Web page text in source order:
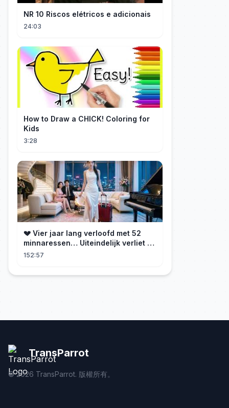
NR 10 Riscos elétricos e adicionais
24:03
How to Draw a CHICK! Coloring for
Kids
3:28
💔 Vier jaar lang verloofd met 52
minnaressen… Uiteindelijk verliet ze
hem en trouwde ze met zijn oom, de
152:57
TransParrot
©2026 TransParrot. 版權所有。